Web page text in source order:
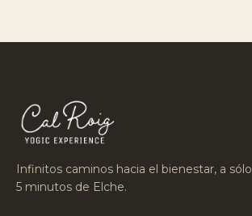
Infinitos caminos hacia el bienestar, a sólo
5 minutos de Elche.